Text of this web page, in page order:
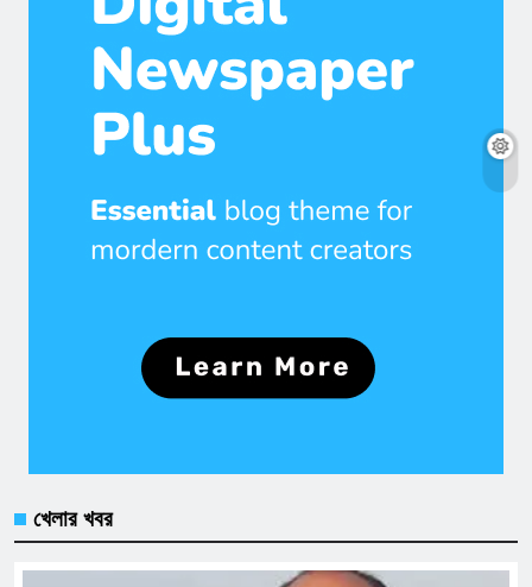
খেলার খবর